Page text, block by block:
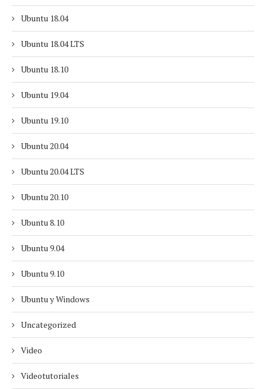
Ubuntu 18.04
Ubuntu 18.04 LTS
Ubuntu 18.10
Ubuntu 19.04
Ubuntu 19.10
Ubuntu 20.04
Ubuntu 20.04 LTS
Ubuntu 20.10
Ubuntu 8.10
Ubuntu 9.04
Ubuntu 9.10
Ubuntu y Windows
Uncategorized
Video
Videotutoriales